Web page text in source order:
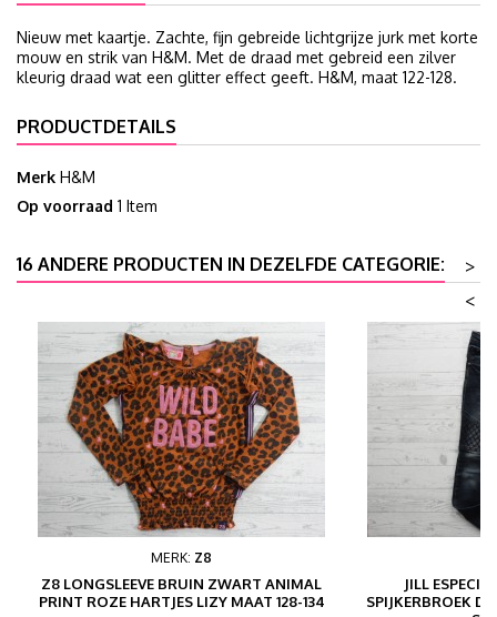
Nieuw met kaartje. Zachte, fijn gebreide lichtgrijze jurk met korte
mouw en strik van H&M. Met de draad met gebreid een zilver
kleurig draad wat een glitter effect geeft. H&M, maat 122-128.
PRODUCTDETAILS
Merk H&M
Op voorraad 1 Item
16 ANDERE PRODUCTEN IN DEZELFDE CATEGORIE:
>
<
MERK: Z8
Z8 LONGSLEEVE BRUIN ZWART ANIMAL
PRINT ROZE HARTJES LIZY MAAT 128-134
JILL
SPIJKERBROEK